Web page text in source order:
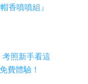
香噴噴組』
考照新手看這
費體驗！